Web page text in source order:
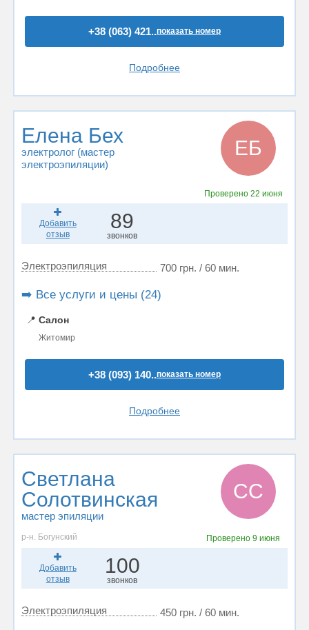
+38 (063) 421..показать номер
Подробнее
Елена Бех
электролог (мастер
электроэпиляции)
ЕБ
Проверено 22 июня
Добавить
отзыв
89
звонков
Электроэпиляция 700 грн. / 60 мин.
➡️ Все услуги и цены (24)
📍 Салон
Житомир
+38 (093) 140..показать номер
Подробнее
Светлана
Солотвинская
мастер эпиляции
СС
р-н. Богунский Проверено9 июня
Добавить
отзыв
100
звонков
Электроэпиляция 450 грн. / 60 мин.